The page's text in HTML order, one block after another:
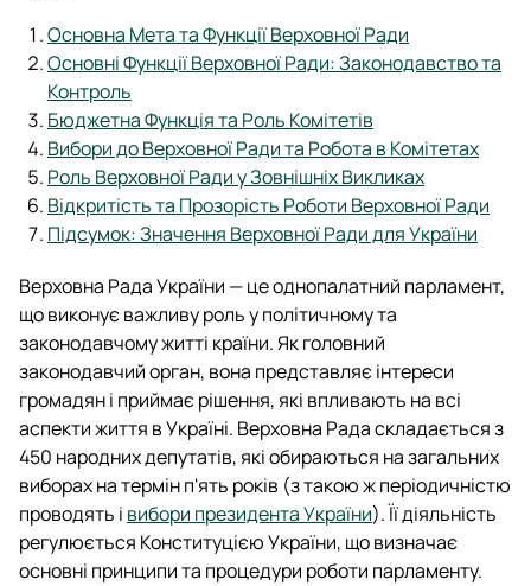
Основна Мета та Функції Верховної Ради
Основні Функції Верховної Ради: Законодавство та
Контроль
Бюджетна Функція та Роль Комітетів
Вибори до Верховної Ради та Робота в Комітетах
Роль Верховної Ради у Зовнішніх Викликах
Відкритість та Прозорість Роботи Верховної Ради
Підсумок: Значення Верховної Ради для України
Верховна Рада України — це однопалатний парламент,
що виконує важливу роль у політичному та
законодавчому житті країни. Як головний
законодавчий орган, вона представляє інтереси
громадян і приймає рішення, які впливають на всі
аспекти життя в Україні. Верховна Рада складається з
450 народних депутатів, які обираються на загальних
виборах на термін п'ять років (з такою ж періодичністю
проводять і вибори президента України). Її діяльність
регулюється Конституцією України, що визначає
основні принципи та процедури роботи парламенту.